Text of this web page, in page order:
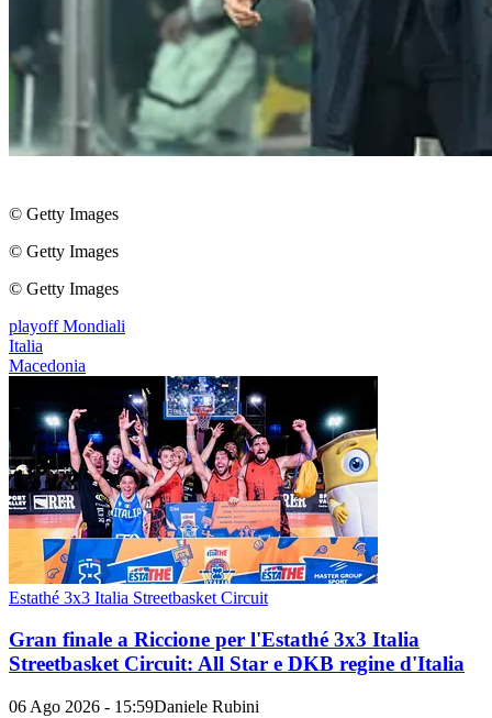
© Getty Images
© Getty Images
© Getty Images
playoff Mondiali
Italia
Macedonia
Estathé 3x3 Italia Streetbasket Circuit
Gran finale a Riccione per l'Estathé 3x3 Italia
Streetbasket Circuit: All Star e DKB regine d'Italia
06 Ago 2026 - 15:59Daniele Rubini